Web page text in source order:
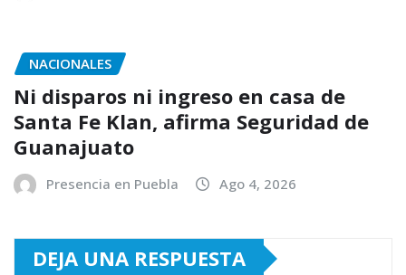
NACIONALES
Ni disparos ni ingreso en casa de
Santa Fe Klan, afirma Seguridad de
Guanajuato
Presencia en Puebla Ago 4, 2026
DEJA UNA RESPUESTA